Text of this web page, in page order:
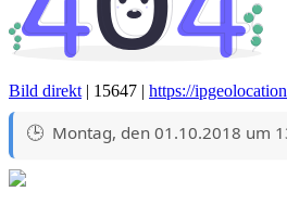
Bild direkt | 15647 | https://
Montag, den 01.10.2018 um